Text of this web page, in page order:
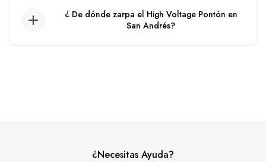
¿ De dónde zarpa el High Voltage Pontón en
San Andrés?
¿Necesitas Ayuda?